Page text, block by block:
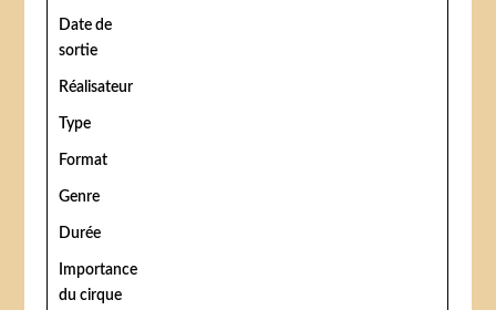
Date de
sortie
Réalisateur
Type
Format
Genre
Durée
Importance
du cirque